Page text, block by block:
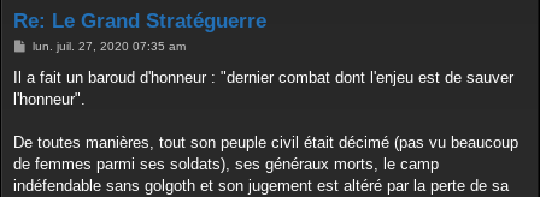
Re: Le Grand Stratéguerre
M
s
a
lun. juil. 27, 2020 07:35 am
Il a fait un baroud d'honneur : "dernier combat dont l'enjeu est de sauver
l'honneur".
De toutes manières, tout son peuple civil était décimé (pas vu beaucoup
de femmes parmi ses soldats), ses généraux morts, le camp
indéfendable sans golgoth et son jugement est altéré par la perte de sa